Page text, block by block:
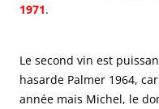
1971.
Le second vin est
hasarde Palmer 1964,
année mais Michel, le